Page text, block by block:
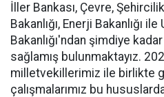
İller Bankası, Çevre,
Bakanlığı, Enerji Bakanlığı
Bakanlığı'ndan şimdiye
sağlamış bulunmaktayız.
milletvekillerimiz ile birlikte
çalışmalarımız bu